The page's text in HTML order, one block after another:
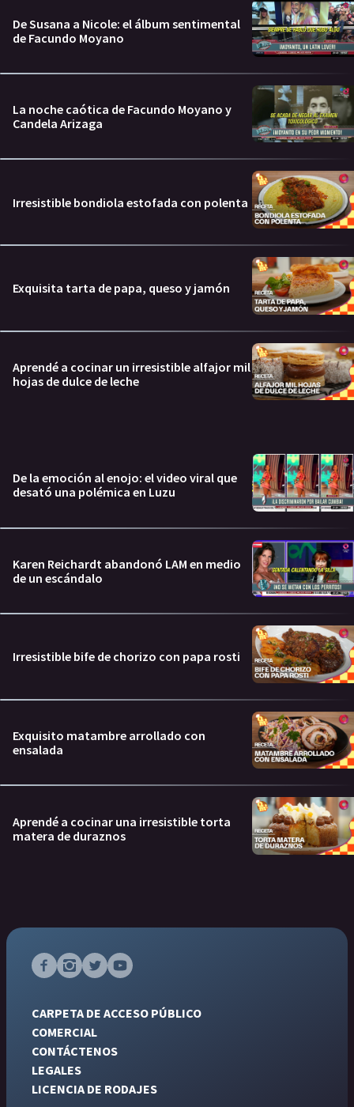
De Susana a Nicole: el álbum sentimental
de Facundo Moyano
La noche caótica de Facundo Moyano y
Candela Arizaga
Irresistible bondiola estofada con polenta
Exquisita tarta de papa, queso y jamón
Aprendé a cocinar un irresistible alfajor mil
hojas de dulce de leche
De la emoción al enojo: el video viral que
desató una polémica en Luzu
Karen Reichardt abandonó LAM en medio
de un escándalo
Irresistible bife de chorizo con papa rosti
Exquisito matambre arrollado con
ensalada
Aprendé a cocinar una irresistible torta
matera de duraznos
CARPETA DE ACCESO PÚBLICO
COMERCIAL
CONTÁCTENOS
LEGALES
LICENCIA DE RODAJES